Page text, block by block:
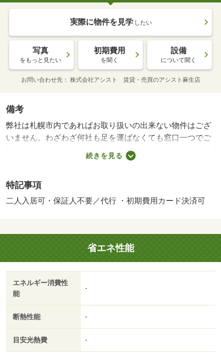
実際に物件を見学 したい
写真
をもっと見たい
初期費用
を聞く
設備
について聞く
お問い合わせ先 株式会社アシスト 賃貸・売買のアシスト麻生店
備考
弊社は札幌市内であればお取り扱いの出来ない物件はござ
いません。わざわざ何社も足を運ばなくても窓口一つでご
案内フットワークが軽いスタッフが皆様のご来店、笑顔で
お待ちしております。/24時間管理費 1001円/エアコン分解
続きを見る
特記事項
二人入居可・保証人不要／代行 ・初期費用カード決済可
省エネ性能
エネルギー消費性
能
-
断熱性能 -
目安光熱費 -